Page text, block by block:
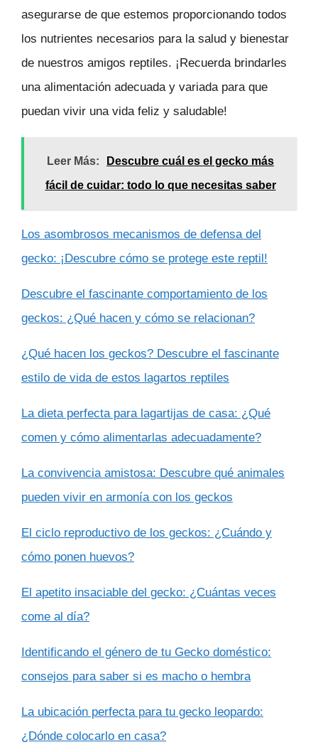
asegurarse de que estemos proporcionando todos
los nutrientes necesarios para la salud y bienestar
de nuestros amigos reptiles. ¡Recuerda brindarles
una alimentación adecuada y variada para que
puedan vivir una vida feliz y saludable!
Leer Más:
Descubre cuál es el gecko más
fácil de cuidar: todo lo que necesitas saber
Los asombrosos mecanismos de defensa del
gecko: ¡Descubre cómo se protege este reptil!
Descubre el fascinante comportamiento de los
geckos: ¿Qué hacen y cómo se relacionan?
¿Qué hacen los geckos? Descubre el fascinante
estilo de vida de estos lagartos reptiles
La dieta perfecta para lagartijas de casa: ¿Qué
comen y cómo alimentarlas adecuadamente?
La convivencia amistosa: Descubre qué animales
pueden vivir en armonía con los geckos
El ciclo reproductivo de los geckos: ¿Cuándo y
cómo ponen huevos?
El apetito insaciable del gecko: ¿Cuántas veces
come al día?
Identificando el género de tu Gecko doméstico:
consejos para saber si es macho o hembra
La ubicación perfecta para tu gecko leopardo:
¿Dónde colocarlo en casa?